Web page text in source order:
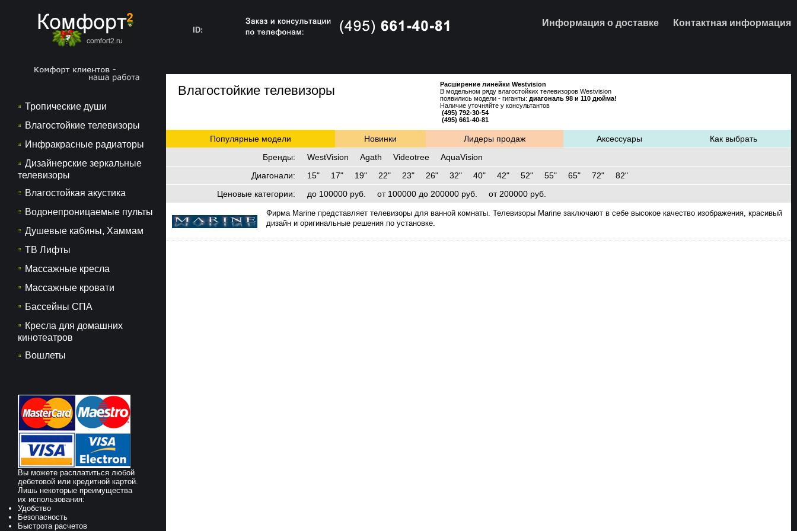
ID:
Информация о доставке Контактная информация
Тропические души
Влагостойкие телевизоры
Инфракрасные радиаторы
Дизайнерские зеркальные
телевизоры
Влагостойкая акустика
Водонепроницаемые пульты
Душевые кабины, Хаммам
ТВ Лифты
Массажные кресла
Массажные кровати
Бассейны СПА
Кресла для домашних
кинотеатров
Вошлеты
Вы можете расплатиться любой
дебетовой или кредитной картой.
Лишь некоторые преимущества
их использования:
Удобство
Безопасность
Быстрота расчетов
Влагостойкие телевизоры
Расширение линейки Westvision
В модельном ряду влагостойких телевизоров Westvision
появились модели - гиганты: диагональ 98 и 110 дюйма!
Наличие уточняйте у консультантов
(495) 792-30-54
(495) 661-40-81
Популярные модели Новинки Лидеры продаж Аксессуары
Как выбрать
Бренды: WestVision Agath Videotree
AquaVision
Диагонали: 15" 17" 19" 22" 23" 26" 32" 40" 42" 52" 55" 65" 72"
82"
Ценовые категории: до 100000 руб. от 100000 до 200000 руб. от 200000 руб.
Фирма Marine представляет телевизоры для ванной комнаты. Телевизоры Marine заключают в себе высокое качество изображения, красивый
дизайн и оригинальные решения по установке.